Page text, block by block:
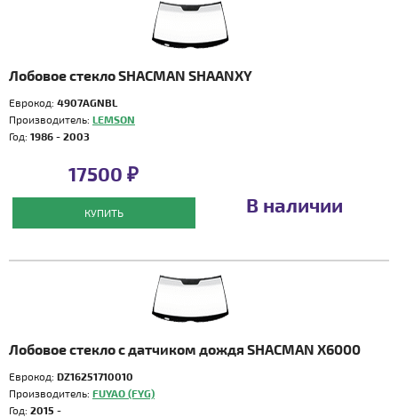
Лобовое стекло SHACMAN SHAANXY
Еврокод: 4907AGNBL
Производитель: LEMSON
Год: 1986 - 2003
17500 ₽
КУПИТЬ В наличии
Лобовое стекло с датчиком дождя SHACMAN X6000
Еврокод: DZ16251710010
Производитель: FUYAO (FYG)
Год: 2015 -